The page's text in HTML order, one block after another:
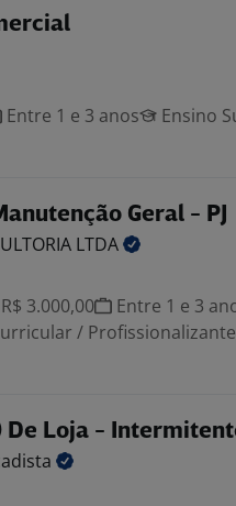
Entre 1 e 3 anos
Ensino
Geral - PJ
LTDA
3.000,00
Entre 1 e 3
/ Profissionalizante
De Loja -